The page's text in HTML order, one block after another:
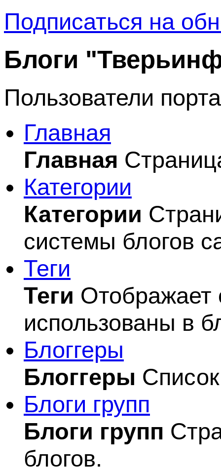
Подписаться на
Блоги
Пользователи
Главная
Главная
Категории
Категории
системы блогов
Теги
Теги Отображает
использованы в
Блоггеры
Блоггеры
Блоги групп
Блоги групп
блогов.